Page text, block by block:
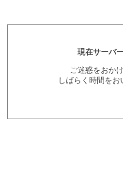
現在サーバ
ご迷惑をおか
しばらく時間を